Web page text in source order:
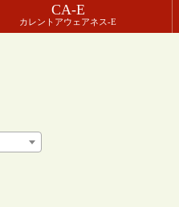
CA-E
カレントアウェアネス-E